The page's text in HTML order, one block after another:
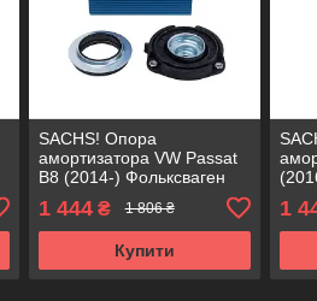
SACHS! Опора
амортизатора VW Passat
B8 (2014-) Фольксваген
803024 , KB657.27 ,
VKDA35167
1 444₴ 1 806 ₴
Купити
1